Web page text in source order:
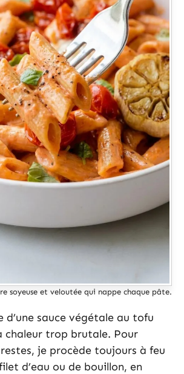
soyeuse et veloutée qui nappe chaque pâte.
sauce végétale au tofu
chaleur trop brutale. Pour
je procède toujours à feu
d’eau ou de bouillon, en